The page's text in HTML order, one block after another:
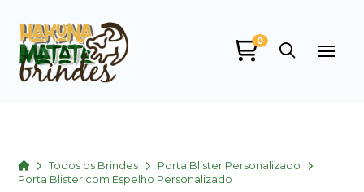
0
HomeTodos os Brindes
Porta Blister Personalizado
Porta Blister com Espelho Personalizado